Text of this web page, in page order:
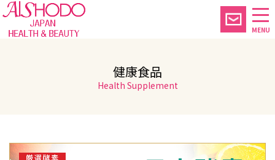
MENU
健康食品
Health Supplement